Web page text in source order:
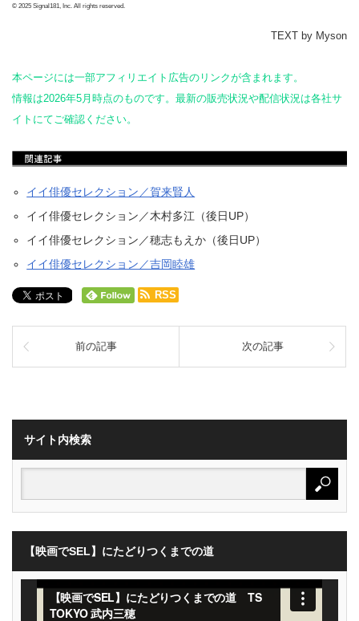
© 2025 Signal181, Inc. All rights reserved.
TEXT by Myson
本ページには一部アフィリエイト広告のリンクが含まれます。
情報は2026年5月時点のものです。最新の販売状況や配信状況は各社サ
イトにてご確認ください。
イイ俳優セレクション／賀来賢人
イイ俳優セレクション／木村多江（後日UP）
イイ俳優セレクション／穂志もえか（後日UP）
イイ俳優セレクション／吉岡睦雄
RSS
前の記事 次の記事
サイト内検索
【映画でSEL】にたどりつくまでの道
動